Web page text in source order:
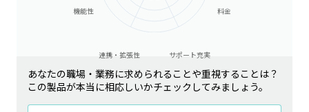
料金
サポート充実
連携・拡張性
機能性
あなたの職場・業務に求められることや重視することは？
この製品が本当に相応しいかチェックしてみましょう。